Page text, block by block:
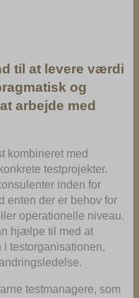
til at levere værdi
og
arbejde med
kombineret med
testprojekter.
inden for
enten der er behov for
operationelle niveau.
hjælpe til med at
i testorganisationen,
testmanagere, som